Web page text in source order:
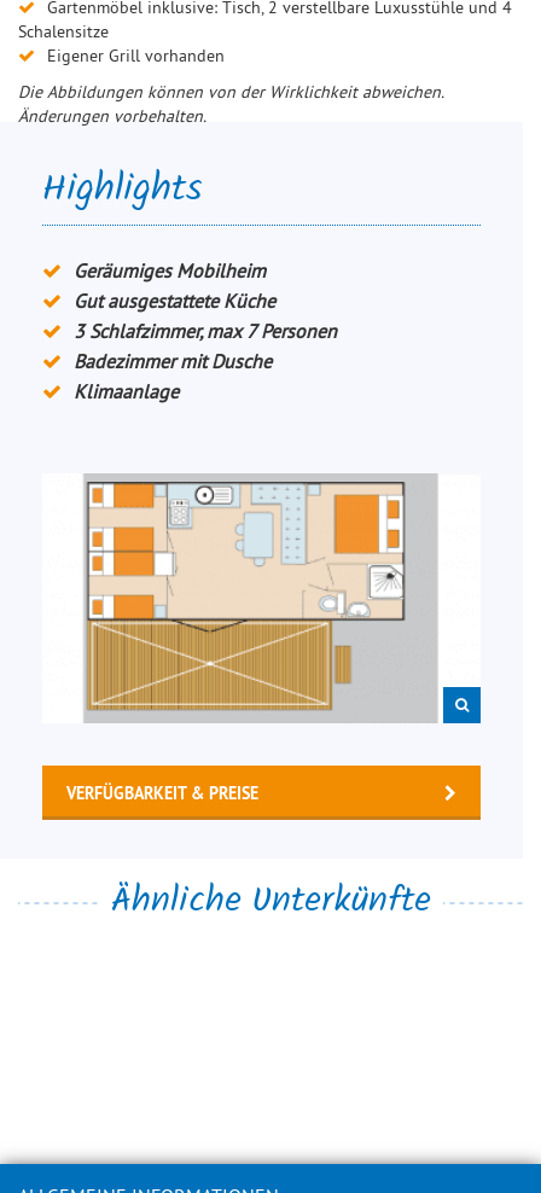
Gartenmöbel inklusive: Tisch, 2 verstellbare Luxusstühle und 4
Schalensitze
Eigener Grill vorhanden
Die Abbildungen können von der Wirklichkeit abweichen.
Änderungen vorbehalten.
Highlights
Geräumiges Mobilheim
Gut ausgestattete Küche
3 Schlafzimmer, max 7 Personen
Badezimmer mit Dusche
Klimaanlage
VERFÜGBARKEIT & PREISE
Ähnliche Unterkünfte